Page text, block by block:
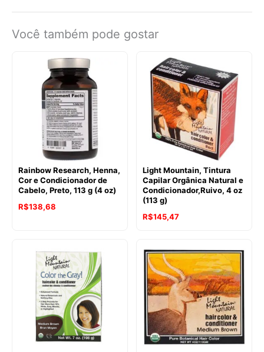
Você também pode gostar
Rainbow Research, Henna,
Cor e Condicionador de
Cabelo, Preto, 113 g (4 oz)
R$138,68
Light Mountain, Tintura
Capilar Orgânica Natural e
Condicionador,Ruivo, 4 oz
(113 g)
R$145,47